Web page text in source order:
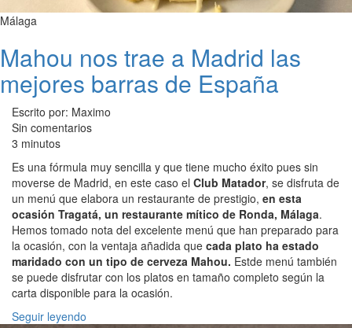
Málaga
Mahou nos trae a Madrid las
mejores barras de España
Escrito por: Maximo
Sin comentarios
3 minutos
Es una fórmula muy sencilla y que tiene mucho éxito pues sin
moverse de Madrid, en este caso el Club Matador, se disfruta de
un menú que elabora un restaurante de prestigio, en esta
ocasión Tragatá, un restaurante mítico de Ronda, Málaga.
Hemos tomado nota del excelente menú que han preparado para
la ocasión, con la ventaja añadida que cada plato ha estado
maridado con un tipo de cerveza Mahou. Estde menú también
se puede disfrutar con los platos en tamaño completo según la
carta disponible para la ocasión.
Seguir leyendo